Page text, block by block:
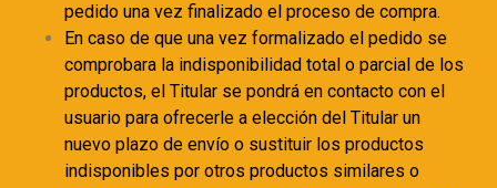
pedido una vez finalizado el proceso de compra.
En caso de que una vez formalizado el pedido se
comprobara la indisponibilidad total o parcial de los
productos, el Titular se pondrá en contacto con el
usuario para ofrecerle a elección del Titular un
nuevo plazo de envío o sustituir los productos
indisponibles por otros productos similares o